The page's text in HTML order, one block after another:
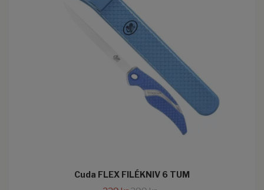
Cuda FLEX FILÉKNIV 6 TUM